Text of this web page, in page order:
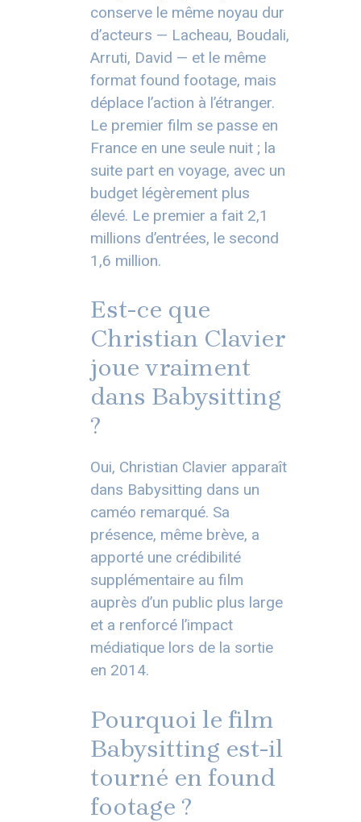
conserve le même noyau dur
d’acteurs — Lacheau, Boudali,
Arruti, David — et le même
format found footage, mais
déplace l’action à l’étranger.
Le premier film se passe en
France en une seule nuit ; la
suite part en voyage, avec un
budget légèrement plus
élevé. Le premier a fait 2,1
millions d’entrées, le second
1,6 million.
Est-ce que
Christian Clavier
joue vraiment
dans Babysitting
?
Oui, Christian Clavier apparaît
dans Babysitting dans un
caméo remarqué. Sa
présence, même brève, a
apporté une crédibilité
supplémentaire au film
auprès d’un public plus large
et a renforcé l’impact
médiatique lors de la sortie
en 2014.
Pourquoi le film
Babysitting est-il
tourné en found
footage ?